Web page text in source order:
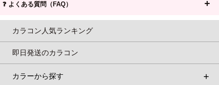
❓ よくある質問（FAQ）
カラコン人気ランキング
即日発送のカラコン
カラーから探す